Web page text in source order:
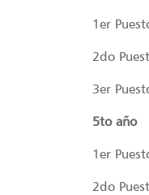
1er
2do
3er
5to año
1er
2do